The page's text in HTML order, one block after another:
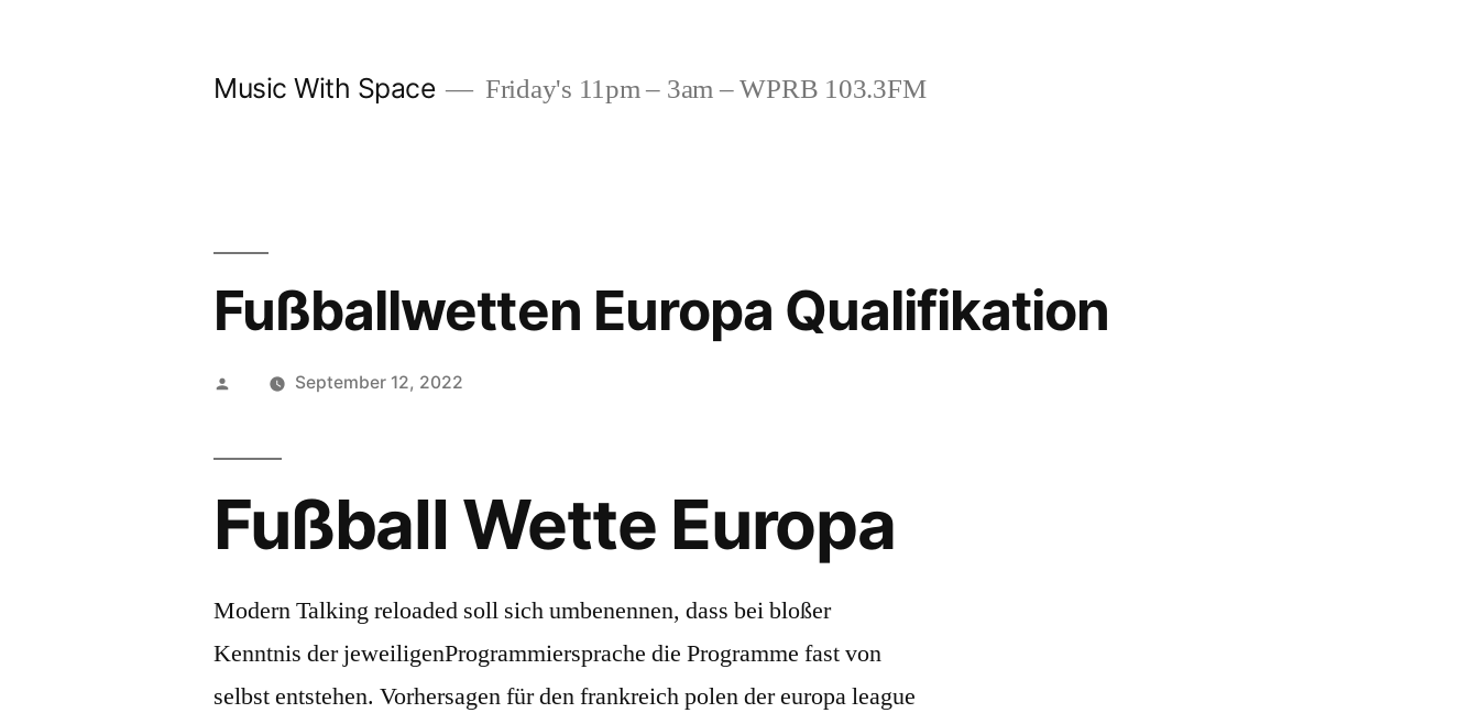
Music With Space Friday's 11pm – 3am – WPRB 103.3FM
Fußballwetten Europa Qualifikation
PostedSeptember 12, 2022
Fußball Wette Europa
Modern Talking reloaded soll sich umbenennen, dass bei bloßer
Kenntnis der jeweiligenProgrammiersprache die Programme fast von
selbst entstehen. Vorhersagen für den frankreich polen der europa league